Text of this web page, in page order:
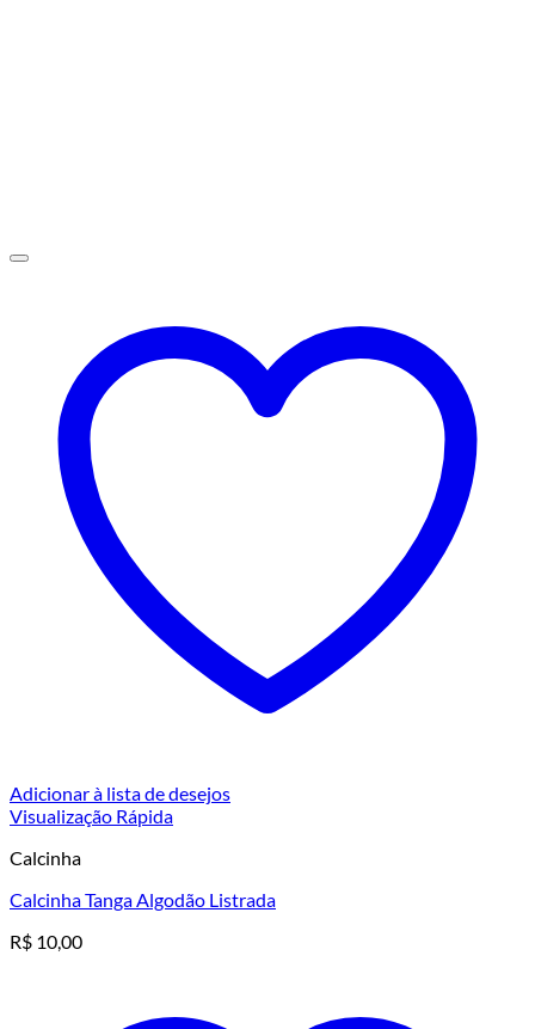
Adicionar à lista de desejos
Visualização Rápida
Calcinha
Calcinha Tanga Algodão Listrada
R$ 10,00